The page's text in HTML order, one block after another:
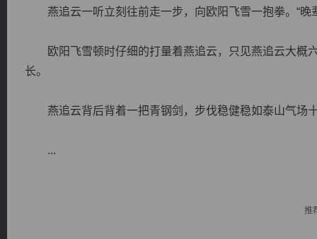
燕追云一听立刻往前走一步，向欧阳飞雪一抱拳。“晚
欧阳飞雪顿时仔细的打量着燕追云，只见燕追云大概
长。
燕追云背后背着一把青钢剑，步伐稳健稳如泰山气场
...
推